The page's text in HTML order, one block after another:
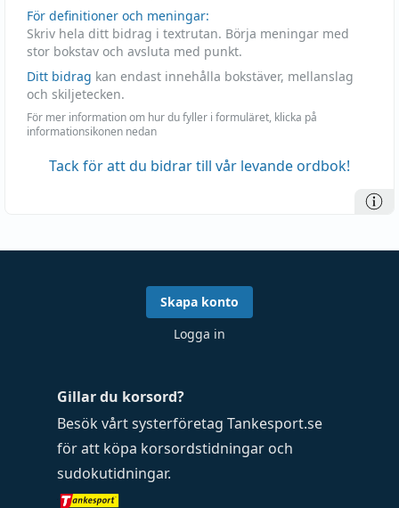
För definitioner och meningar:
Skriv hela ditt bidrag i textrutan. Börja meningar med
stor bokstav och avsluta med punkt.
Ditt bidrag kan endast innehålla bokstäver, mellanslag
och skiljetecken.
För mer information om hur du fyller i formuläret, klicka på
informationsikonen nedan
Tack för att du bidrar till vår levande ordbok!
Gillar du korsord?
Besök vårt systerföretag Tankesport.se
för att köpa korsordstidningar och
sudokutidningar.
Skapa konto
Logga in